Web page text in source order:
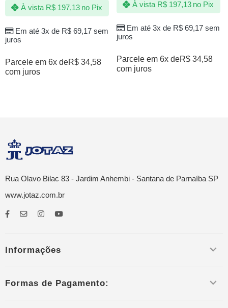
Em até 3x de R$69,17sem
juros
À vista R$197,13 no Pix
Parcele em 6x deR$ 34,58
com juros
Em até 3x de R$69,17sem
juros
À vista R$197,13 no Pix
Parcele em 6x deR$ 34,58
com juros
Rua Olavo Bilac 83 - Jardim Anhembi - Santana de Parnaíba SP
www.jotaz.com.br
Informações
Formas de Pagamento: